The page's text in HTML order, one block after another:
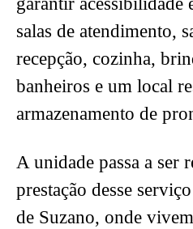
salas de atendimento,
recepção, cozinha,
banheiros e um local
armazenamento de
A unidade passa a ser
prestação desse
de Suzano, onde